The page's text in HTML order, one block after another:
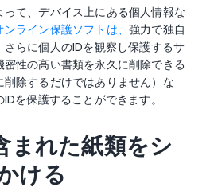
て、デバイス上にある個人情報な
ンライン保護ソフトは、強力で独自
らに個人のIDを観察し保護するサ
性の高い書類を永久に削除できる
除するだけではありません）な
を保護することができます。
まれた紙類をシ
ける